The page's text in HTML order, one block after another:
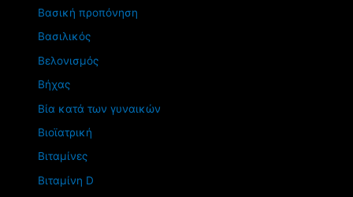
Βασική προπόνηση
Βασιλικός
Βελονισμός
Βήχας
Βία κατά των γυναικών
Βιοϊατρική
Βιταμίνες
Βιταμίνη D